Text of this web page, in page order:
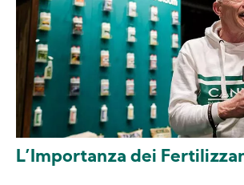
L’Importanza dei